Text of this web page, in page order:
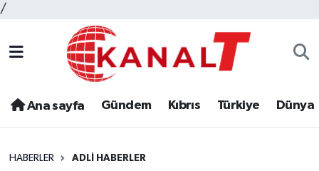
/
Ana sayfa Gündem Kıbrıs Türkiye Dünya
HABERLER ADLI HABERLER